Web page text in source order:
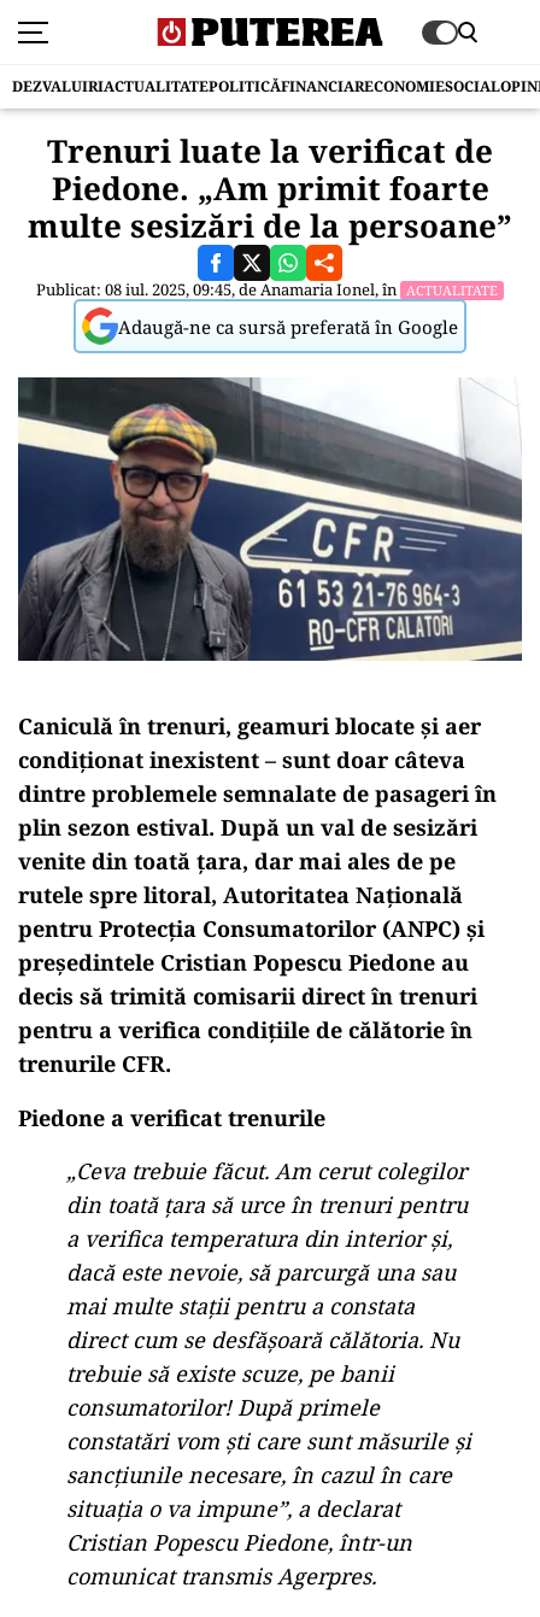
DEZVALUIRIACTUALITATEPOLITICĂFINANCIARECONOMIESOCIAL
Trenuri luate la verificat de
Piedone. „Am primit foarte
multe sesizări de la persoane”
Publicat: 08 iul. 2025, 09:45, deAnamaria Ionel, în ACTUALITATE
Adaugă-ne ca sursă preferată în Google
Caniculă în trenuri, geamuri blocate și aer
condiționat inexistent – sunt doar câteva
dintre problemele semnalate de pasageri în
plin sezon estival. După un val de sesizări
venite din toată țara, dar mai ales de pe
rutele spre litoral, Autoritatea Națională
pentru Protecția Consumatorilor (ANPC) şi
preşedintele Cristian Popescu Piedone au
decis să trimită comisarii direct în trenuri
pentru a verifica condițiile de călătorie în
trenurile CFR.
Piedone a verificat trenurile
„Ceva trebuie făcut. Am cerut colegilor
din toată ţara să urce în trenuri pentru
a verifica temperatura din interior şi,
dacă este nevoie, să parcurgă una sau
mai multe staţii pentru a constata
direct cum se desfăşoară călătoria. Nu
trebuie să existe scuze, pe banii
consumatorilor! După primele
constatări vom şti care sunt măsurile şi
sancţiunile necesare, în cazul în care
situaţia o va impune”, a declarat
Cristian Popescu Piedone, într-un
comunicat transmis Agerpres.